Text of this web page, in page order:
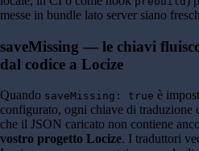
messe in bundle lato server siano
saveMissing — le chiavi
dal codice a Locize
Quando saveMissing: true è
configurato, ogni chiave di traduzione
che il JSON caricato non contiene
vostro progetto Locize. I traduttori